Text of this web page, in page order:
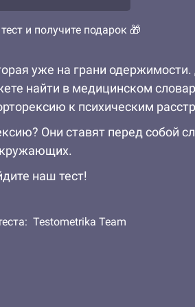
и получите подарок 🎁
уже на грани
найти в медицинском
к психическим
Они ставят перед собой
наш тест!
Testometrika Team